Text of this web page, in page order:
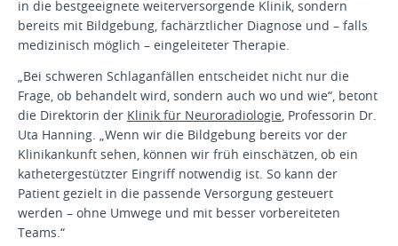
in die bestgeeignete weiterversorgende Klinik, sondern
bereits mit Bildgebung, fachärztlicher Diagnose und – falls
medizinisch möglich – eingeleiteter Therapie.
„Bei schweren Schlaganfällen entscheidet nicht nur die
Frage, ob behandelt wird, sondern auch wo und wie“, betont
die Direktorin der Klinik für Neuroradiologie , Professorin Dr.
Uta Hanning. „Wenn wir die Bildgebung bereits vor der
Klinikankunft sehen, können wir früh einschätzen, ob ein
kathetergestützter Eingriff notwendig ist. So kann der
Patient gezielt in die passende Versorgung gesteuert
werden – ohne Umwege und mit besser vorbereiteten
Teams.“